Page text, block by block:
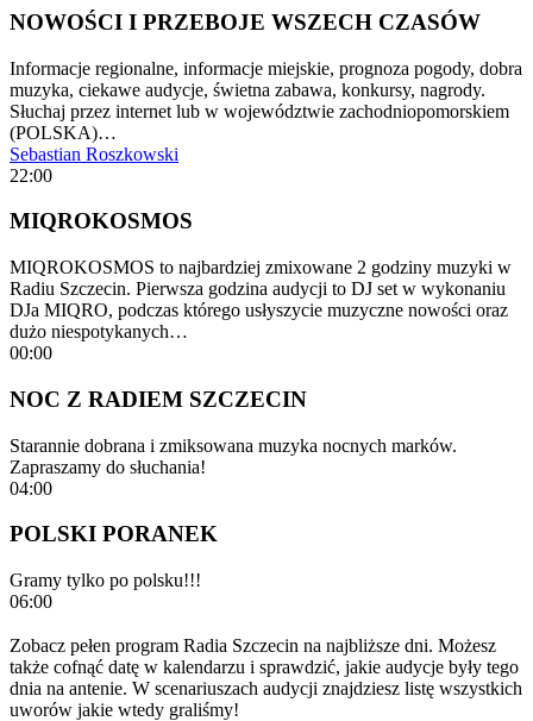
NOWOŚCI I PRZEBOJE WSZECH CZASÓW
Informacje regionalne, informacje miejskie, prognoza pogody, dobra
muzyka, ciekawe audycje, świetna zabawa, konkursy, nagrody.
Słuchaj przez internet lub w województwie zachodniopomorskiem
(POLSKA)…
Sebastian Roszkowski
22:00
MIQROKOSMOS
MIQROKOSMOS to najbardziej zmixowane 2 godziny muzyki w
Radiu Szczecin. Pierwsza godzina audycji to DJ set w wykonaniu
DJa MIQRO, podczas którego usłyszycie muzyczne nowości oraz
dużo niespotykanych…
00:00
NOC Z RADIEM SZCZECIN
Starannie dobrana i zmiksowana muzyka nocnych marków.
Zapraszamy do słuchania!
04:00
POLSKI PORANEK
Gramy tylko po polsku!!!
06:00
Zobacz pełen program Radia Szczecin na najbliższe dni. Możesz
także cofnąć datę w kalendarzu i sprawdzić, jakie audycje były tego
dnia na antenie. W scenariuszach audycji znajdziesz listę wszystkich
uworów jakie wtedy graliśmy!